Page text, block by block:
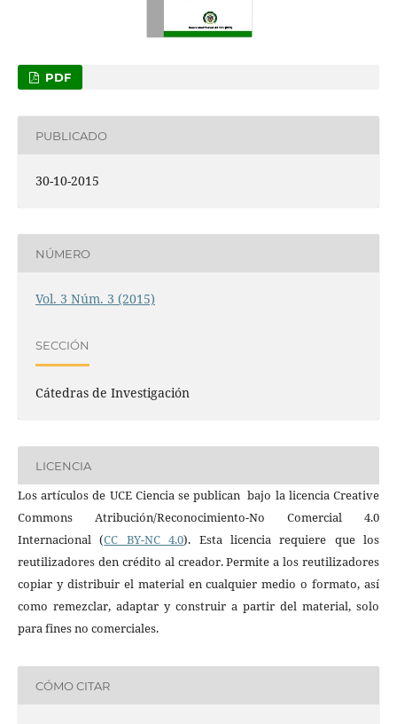
PDF
PUBLICADO
30-10-2015
NÚMERO
Vol. 3 Núm. 3 (2015)
SECCIÓN
Cátedras de Investigación
LICENCIA
Los artículos de UCE Ciencia se publican bajo la licencia Creative
Commons Atribución/Reconocimiento-No Comercial 4.0
Internacional (CC BY-NC 4.0). Esta licencia requiere que los
reutilizadores den crédito al creador. Permite a los reutilizadores
copiar y distribuir el material en cualquier medio o formato, así
como remezclar, adaptar y construir a partir del material, solo
para fines no comerciales.
CÓMO CITAR